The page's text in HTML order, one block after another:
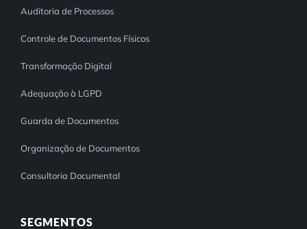
Auditoria de Processos
Controle de Documentos Físicos
Transformação Digital
Adequação à LGPD
Guarda de Documentos
Organização de Documentos
Consultoria Documental
SEGMENTOS